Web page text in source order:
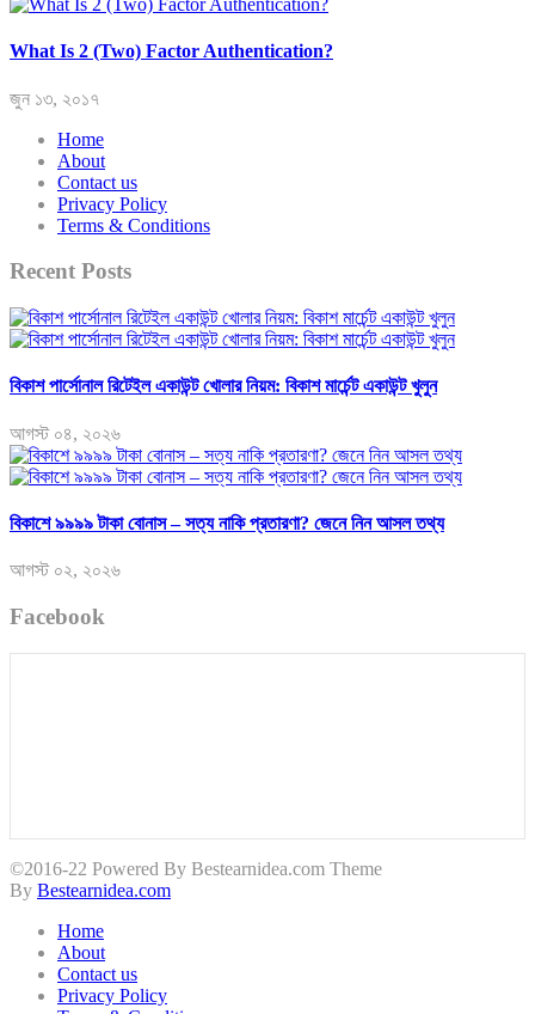
What Is 2 (Two) Factor Authentication?
জুন ১৩, ২০১৭
Home
About
Contact us
Privacy Policy
Terms & Conditions
Recent Posts
বিকাশ পার্সোনাল রিটেইল একাউন্ট খোলার নিয়ম: বিকাশ মার্চেন্ট একাউন্ট খুলুন
আগস্ট ০৪, ২০২৬
বিকাশে ৯৯৯৯ টাকা বোনাস – সত্য নাকি প্রতারণা? জেনে নিন আসল তথ্য
আগস্ট ০২, ২০২৬
Facebook
©2016-22 Powered By Bestearnidea.com Theme
By Bestearnidea.com
Home
About
Contact us
Privacy Policy